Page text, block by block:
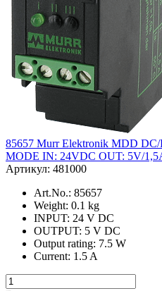
85657 Murr Elektronik MDD
MODE IN: 24VDC OUT: 5V/
Артикул: 481000
Art.No.: 85657
Weight: 0.1 kg
INPUT: 24 V DC
OUTPUT: 5 V DC
Output rating: 7.5 W
Current: 1.5 A